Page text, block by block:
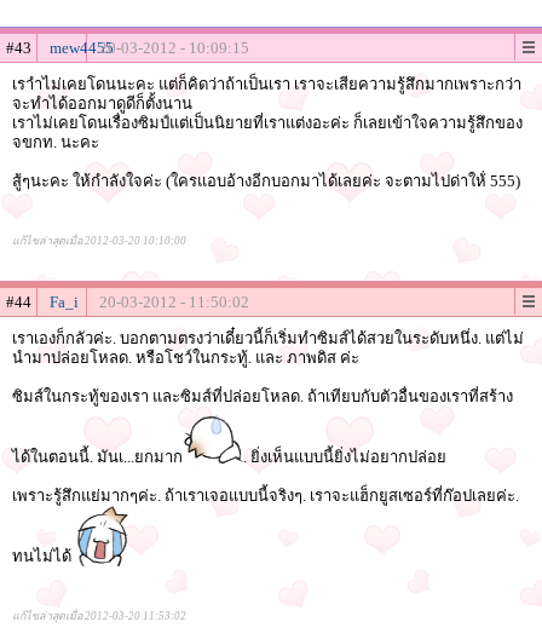
#43 mew445520-03-2012 - 10:09:15
เราำไม่เคยโดนนะคะ แต่ก็คิดว่าถ้าเป็นเรา เราจะเสียความรู้สึกมากเพราะกว่า
จะทำได้ออกมาดูดีก็ตั้งนาน
เราไม่เคยโดนเรื่องซิมป์แต่เป็นนิยายที่เราแต่งอะค่ะ ก็เลยเข้าใจความรู้สึกของ
จขกท. นะคะ
สู้ๆนะคะ ให้กำลังใจค่ะ (ใครแอบอ้างอีกบอกมาได้เลยค่ะ จะตามไปด่าให้่ 555)
แก้ไขล่าสุดเมื่อ 2012-03-20 10:10:00
#44 Fa_i
20-03-2012 - 11:50:02
เราเองก็กลัวค่ะ. บอกตามตรงว่าเดี๋ยวนี้ก็เริ่มทำซิมส์ได้สวยในระดับหนึ่ง. แต่ไม่
นำมาปล่อยโหลด. หรือโชว์ในกระทู้. และ ภาพดิส ค่ะ
ซิมส์ในกระทู้ของเรา และซิมส์ที่ปล่อยโหลด. ถ้าเทียบกับตัวอื่นของเราที่สร้าง
ได้ในตอนนี้. มันเ...ยกมาก . ยิ่งเห็นแบบนี้ยิ่งไม่อยากปล่อย
เพราะรู้สึกแย่มากๆค่ะ. ถ้าเราเจอแบบนี้จริงๆ. เราจะแฮ็กยูสเซอร์ที่ก๊อปเลยค่ะ.
ทนไม่ได้
แก้ไขล่าสุดเมื่อ 2012-03-20 11:53:02